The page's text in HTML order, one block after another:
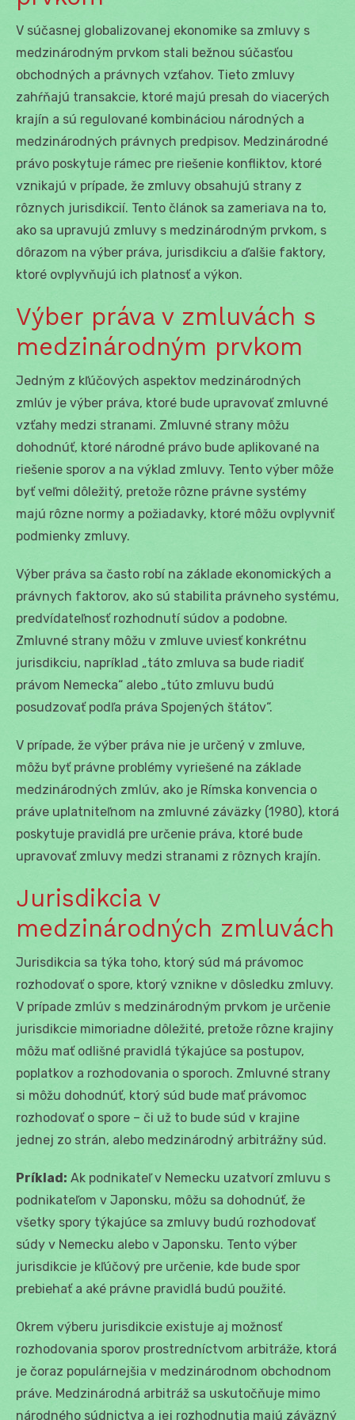
V súčasnej globalizovanej ekonomike sa zmluvy s
medzinárodným prvkom stali bežnou súčasťou
obchodných a právnych vzťahov. Tieto zmluvy
zahŕňajú transakcie, ktoré majú presah do viacerých
krajín a sú regulované kombináciou národných a
medzinárodných právnych predpisov. Medzinárodné
právo poskytuje rámec pre riešenie konfliktov, ktoré
vznikajú v prípade, že zmluvy obsahujú strany z
rôznych jurisdikcií. Tento článok sa zameriava na to,
ako sa upravujú zmluvy s medzinárodným prvkom, s
dôrazom na výber práva, jurisdikciu a ďalšie faktory,
ktoré ovplyvňujú ich platnosť a výkon.
Výber práva v zmluvách s
medzinárodným prvkom
Jedným z kľúčových aspektov medzinárodných
zmlúv je výber práva, ktoré bude upravovať zmluvné
vzťahy medzi stranami. Zmluvné strany môžu
dohodnúť, ktoré národné právo bude aplikované na
riešenie sporov a na výklad zmluvy. Tento výber môže
byť veľmi dôležitý, pretože rôzne právne systémy
majú rôzne normy a požiadavky, ktoré môžu ovplyvniť
podmienky zmluvy.
Výber práva sa často robí na základe ekonomických a
právnych faktorov, ako sú stabilita právneho systému,
predvídateľnosť rozhodnutí súdov a podobne.
Zmluvné strany môžu v zmluve uviesť konkrétnu
jurisdikciu, napríklad „táto zmluva sa bude riadiť
právom Nemecka“ alebo „túto zmluvu budú
posudzovať podľa práva Spojených štátov“.
V prípade, že výber práva nie je určený v zmluve,
môžu byť právne problémy vyriešené na základe
medzinárodných zmlúv, ako je Rímska konvencia o
práve uplatniteľnom na zmluvné záväzky (1980), ktorá
poskytuje pravidlá pre určenie práva, ktoré bude
upravovať zmluvy medzi stranami z rôznych krajín.
Jurisdikcia v
medzinárodných zmluvách
Jurisdikcia sa týka toho, ktorý súd má právomoc
rozhodovať o spore, ktorý vznikne v dôsledku zmluvy.
V prípade zmlúv s medzinárodným prvkom je určenie
jurisdikcie mimoriadne dôležité, pretože rôzne krajiny
môžu mať odlišné pravidlá týkajúce sa postupov,
poplatkov a rozhodovania o sporoch. Zmluvné strany
si môžu dohodnúť, ktorý súd bude mať právomoc
rozhodovať o spore – či už to bude súd v krajine
jednej zo strán, alebo medzinárodný arbitrážny súd.
Príklad: Ak podnikateľ v Nemecku uzatvorí zmluvu s
podnikateľom v Japonsku, môžu sa dohodnúť, že
všetky spory týkajúce sa zmluvy budú rozhodovať
súdy v Nemecku alebo v Japonsku. Tento výber
jurisdikcie je kľúčový pre určenie, kde bude spor
prebiehať a aké právne pravidlá budú použité.
Okrem výberu jurisdikcie existuje aj možnosť
rozhodovania sporov prostredníctvom arbitráže, ktorá
je čoraz populárnejšia v medzinárodnom obchodnom
práve. Medzinárodná arbitráž sa uskutočňuje mimo
národného súdnictva a jej rozhodnutia majú záväzný